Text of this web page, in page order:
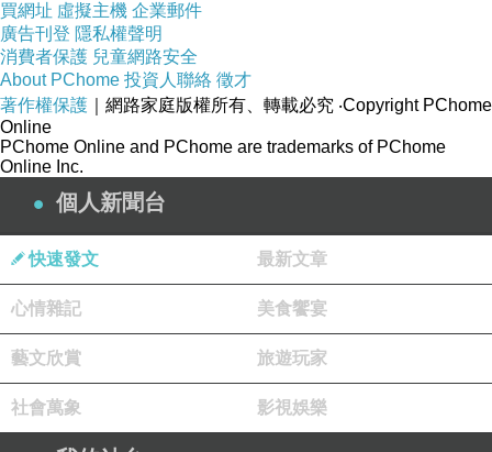
★集結來自國內外設計師的風格超有fu
★翻玩創意字體設計?男女皆可穿
★版權所有 ? Design by Ownedbrand
【DH囍牌】黑DOUBLE囍T恤(共三色)
買網址 虛擬主機 企業郵件
廣告刊登 隱私權聲明
消費者保護 兒童網路安全
About PChome 投資人聯絡 徵才
著作權保護 ｜網路家庭版權所有、轉載必究 ‧Copyright PChome
Online
PChome Online and PChome are trademarks of PChome
Online Inc.
個人新聞台
快速發文 最新文章
心情雜記 美食饗宴
藝文欣賞 旅遊玩家
社會萬象 影視娛樂